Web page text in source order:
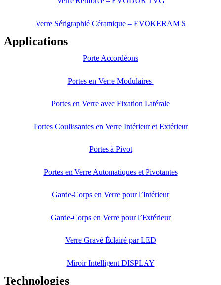
Verre Sérigraphié Céramique – EVOKERAM S
Applications
Porte Accordéons
Portes en Verre Modulaires
Portes en Verre avec Fixation Latérale
Portes Coulissantes en Verre Intérieur et Extérieur
Portes à Pivot
Portes en Verre Automatiques et Pivotantes
Garde-Corps en Verre pour l’Intérieur
Garde-Corps en Verre pour l’Extérieur
Verre Gravé Éclairé par LED
Miroir Intelligent DISPLAY
Technologies